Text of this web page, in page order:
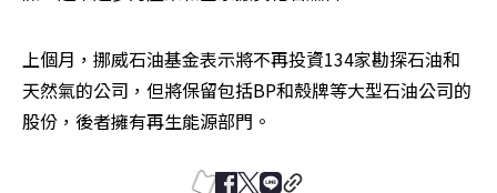
上個月，挪威石油基金表示將不再投資134家勘探石油和
天然氣的公司，但將保留包括BP和殼牌等大型石油公司的
股份，後者擁有再生能源部門。